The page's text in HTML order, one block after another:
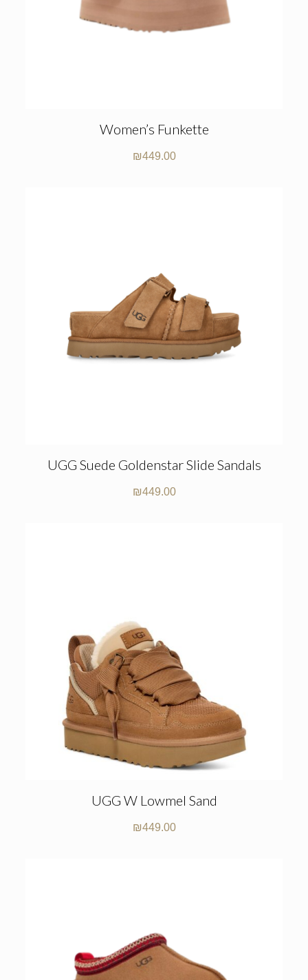
Women’s Funkette
₪449.00
UGG Suede Goldenstar Slide Sandals
₪449.00
UGG W Lowmel Sand
₪449.00